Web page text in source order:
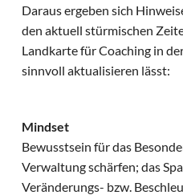
Daraus ergeben sich
den aktuell stürmischen
Landkarte für Coaching in
sinnvoll aktualisieren lässt:
Mindset
Bewusstsein für das
Verwaltung schärfen; das
Veränderungs- bzw.